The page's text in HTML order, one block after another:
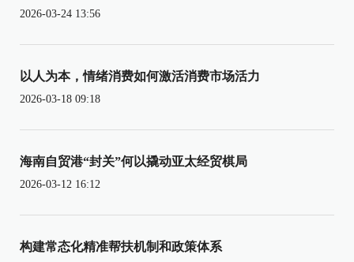
2026-03-24 13:56
以人为本，情绪消费如何激活消费市场活力
2026-03-18 09:18
海南自贸港“封关”何以撬动亚太经贸棋局
2026-03-12 16:12
构建常态化精准帮扶机制和政策体系